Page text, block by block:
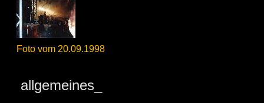
Foto vom 20.09.1998
allgemeines_